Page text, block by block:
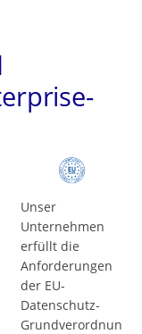
Unser
Unternehmen
erfüllt die
Anforderungen
der EU-
Datenschutz-
Grundverordnun